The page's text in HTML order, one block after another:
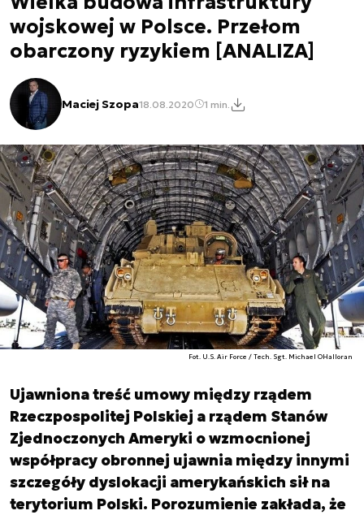
wojskowej w Polsce. Przełom
obarczony ryzykiem [ANALIZA]
Maciej Szopa18.08.2020 1 min.
Fot. U.S. Air Force / Tech. Sgt. Michael OHalloran
Ujawniona treść umowy między rządem
Rzeczpospolitej Polskiej a rządem Stanów
Zjednoczonych Ameryki o wzmocnionej
współpracy obronnej ujawnia między innymi
szczegóły dyslokacji amerykańskich sił na
terytorium Polski. Porozumienie zakłada, że